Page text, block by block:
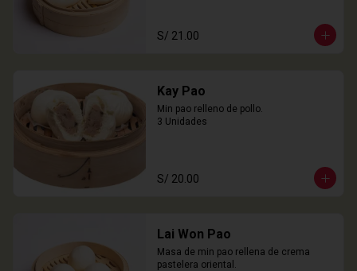
S/ 21.00
Kay Pao
Min pao relleno de pollo.
3 Unidades
S/ 20.00
Lai Won Pao
Masa de min pao rellena de crema
pastelera oriental.